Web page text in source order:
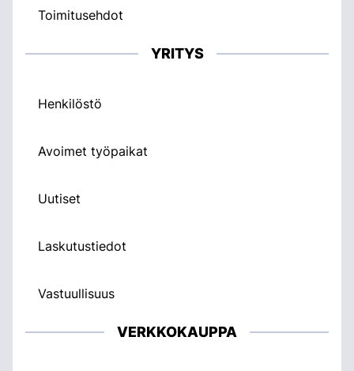
Toimitusehdot
YRITYS
Henkilöstö
Avoimet työpaikat
Uutiset
Laskutustiedot
Vastuullisuus
VERKKOKAUPPA